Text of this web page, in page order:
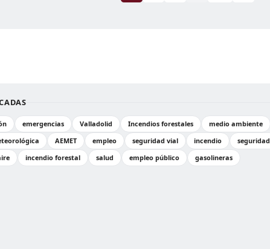
emergencias Valladolid Incendios forestales medio ambiente
AEMET empleo seguridad vial incendio seguridad
incendio forestal salud empleo público gasolineras